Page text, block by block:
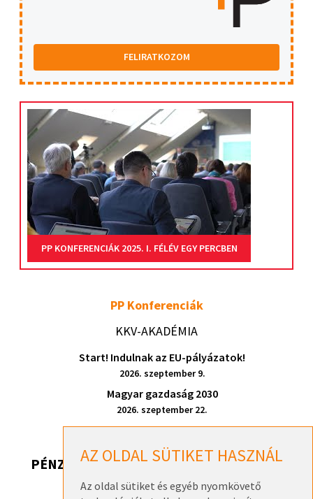
AZ OLDAL SÜTIKET HASZNÁL
Az oldal sütiket és egyéb nyomkövető
FELIRATKOZOM
PP KONFERENCIÁK 2025. I. FÉLÉV EGY PERCBEN
PP Konferenciák
KKV-AKADÉMIA
Start! Indulnak az EU-pályázatok!
2026. szeptember 9.
Magyar gazdaság 2030
2026. szeptember 22.
PÉNZ, DE HONNAN? 2026
Pénz, de honnan? 2026 – Székesfehérvár